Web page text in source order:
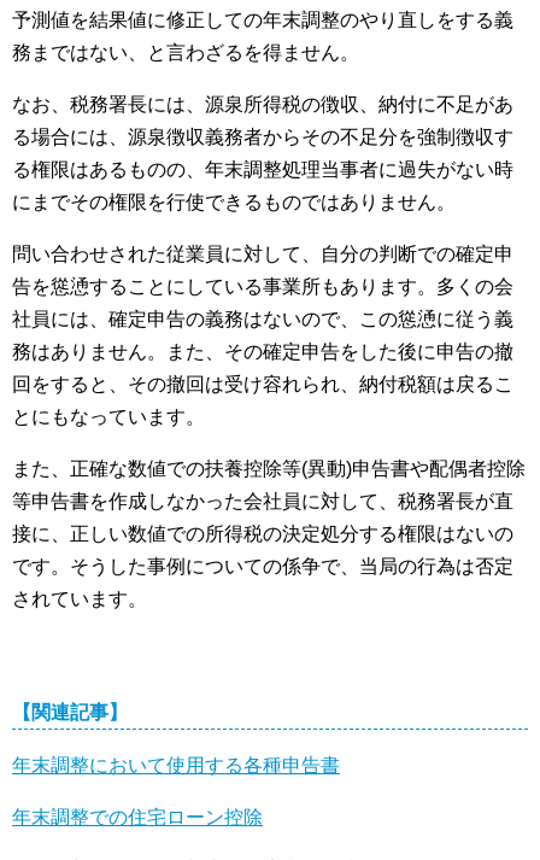
予測値を結果値に修正しての年末調整のやり直しをする義
務まではない、と言わざるを得ません。
なお、税務署長には、源泉所得税の徴収、納付に不足があ
る場合には、源泉徴収義務者からその不足分を強制徴収す
る権限はあるものの、年末調整処理当事者に過失がない時
にまでその権限を行使できるものではありません。
問い合わせされた従業員に対して、自分の判断での確定申
告を慫慂することにしている事業所もあります。多くの会
社員には、確定申告の義務はないので、この慫慂に従う義
務はありません。また、その確定申告をした後に申告の撤
回をすると、その撤回は受け容れられ、納付税額は戻るこ
とにもなっています。
また、正確な数値での扶養控除等(異動)申告書や配偶者控除
等申告書を作成しなかった会社員に対して、税務署長が直
接に、正しい数値での所得税の決定処分する権限はないの
です。そうした事例についての係争で、当局の行為は否定
されています。
【関連記事】
年末調整において使用する各種申告書
年末調整での住宅ローン控除